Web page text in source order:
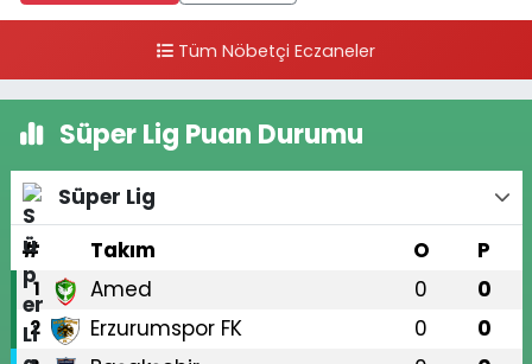
Tüm Nöbetçi Eczaneler
Süper Lig Puan Durumu
Süper Lig
#
Takım O P
1 Amed 0 0
2 Erzurumspor FK 0 0